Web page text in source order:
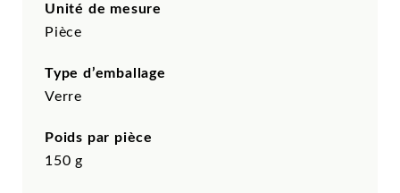
Unité de mesure
Pièce
Type d’emballage
Verre
Poids par pièce
150 g